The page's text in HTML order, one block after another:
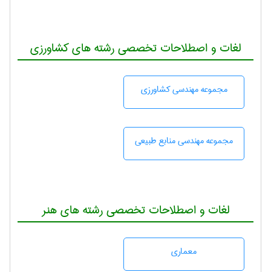
لغات و اصطلاحات تخصصی رشته های کشاورزی
مجموعه مهندسی كشاورزی
مجموعه مهندسی منابع طبيعی
لغات و اصطلاحات تخصصی رشته های هنر
معماری